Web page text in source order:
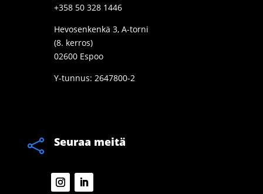
+358 50 328 1446
Hevosenkenkä 3, A-torni
(8. kerros)
02600 Espoo
Y-tunnus: 2647800-2
 Seuraa meitä